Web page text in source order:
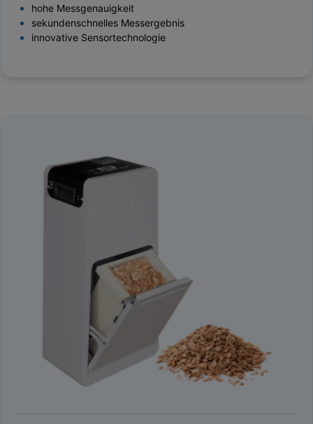
hohe Messgenauigkeit
sekundenschnelles Messergebnis
innovative Sensortechnologie